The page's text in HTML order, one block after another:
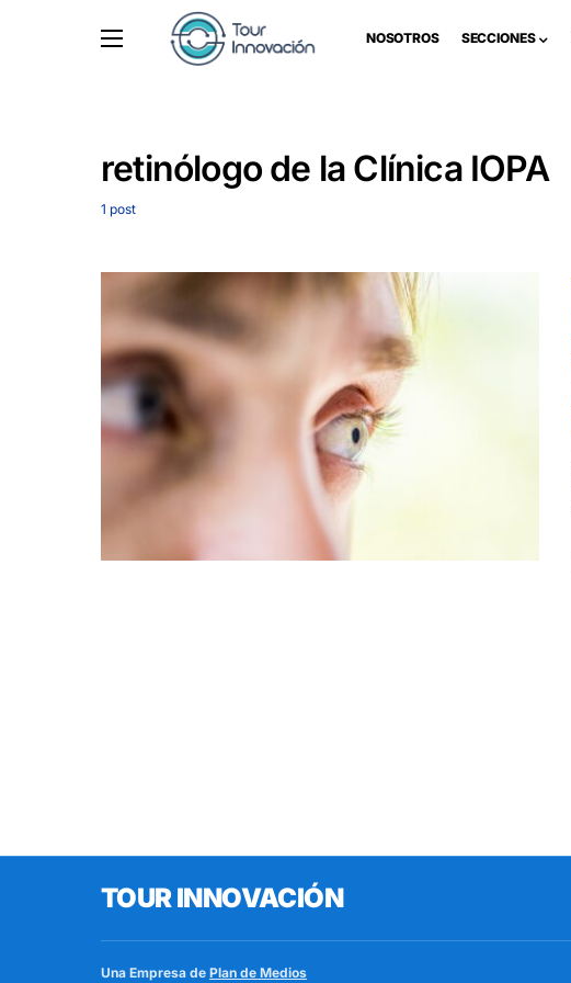
NOSOTROS SECCIONES
retinólogo de la Clínica IOPA
1 post
TOUR INNOVACIÓN
Una Empresa de Plan de Medios